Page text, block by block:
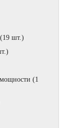
(19 шт.)
(1